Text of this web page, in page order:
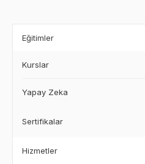
Eğitimler
Kurslar
Yapay Zeka
Sertifikalar
Hizmetler